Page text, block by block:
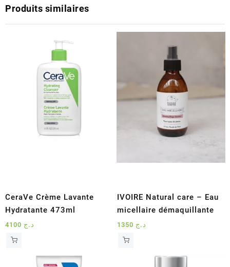
Produits similaires
CeraVe Crème Lavante
Hydratante 473ml
د.ج
IVOIRE Natural care – Eau
micellaire démaquillante
د.ج